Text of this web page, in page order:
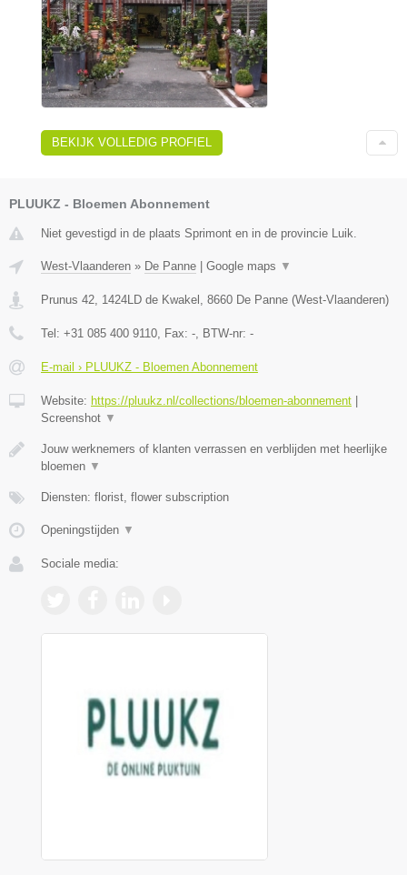
BEKIJK VOLLEDIG PROFIEL
PLUUKZ - Bloemen Abonnement
Niet gevestigd in de plaats Sprimont en in de provincie Luik.
West-Vlaanderen » De Panne Google maps ▼
Prunus 42, 1424LD de Kwakel , 8660 De Panne (West-Vlaanderen)
Tel: +31 085 400 9110, Fax: -, BTW-nr: -
E-mail › PLUUKZ - Bloemen Abonnement
Website: https://pluukz.nl/collections/bloemen-abonnement
Screenshot ▼
Jouw werknemers of klanten verrassen en verblijden met heerlijke
bloemen ▼
Diensten: florist, flower subscription
Openingstijden ▼
Sociale media: